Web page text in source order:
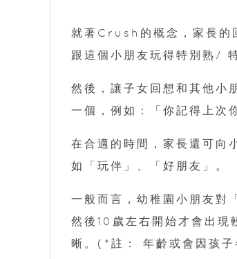
就著Crush的概念，家長的
跟這個小朋友玩得特別熟/
然後，讓子女回想和其他小
一個，例如：「你記得上次
在合適的時間，家長還可向
如「玩伴」、「好朋友」。
一般而言，幼稚園小朋友對
然後10歲左右開始才會出現
晰。(*註： 年齡或會因孩